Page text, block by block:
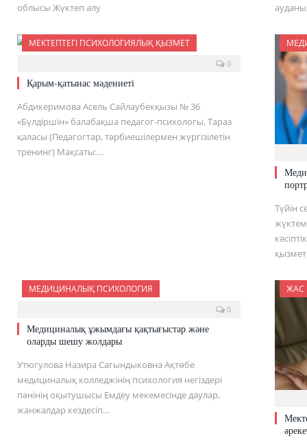
облысы Жүктеп алу
МЕКТЕПТЕГІ ПСИХОЛОГИЯЛЫҚ ҚЫЗМЕТ
0
Қарым-қатынас мәдениеті
Абдикеримова Асель Сайлаубекқызы № 36
«Бүлдіршін» балабақша педагог-психологы, Тараз
қаласы (Педагогтар, тәрбиешілермен жүргізілетін
тренинг) Мақсаты:…
Түйін
МЕДИЦИНАЛЫҚ ПСИХОЛОГИЯ
0
Медициналық ұжымдағы қақтығыстар және
оларды шешу жолдары
Утюгулова Назира Сагындыковна Ақтөбе
медициналық колледжінің психология негіздері
пәнінің оқытушысы Емдеу мекемесінде даулар,
жанжалдар кездесіп…
ЖАС